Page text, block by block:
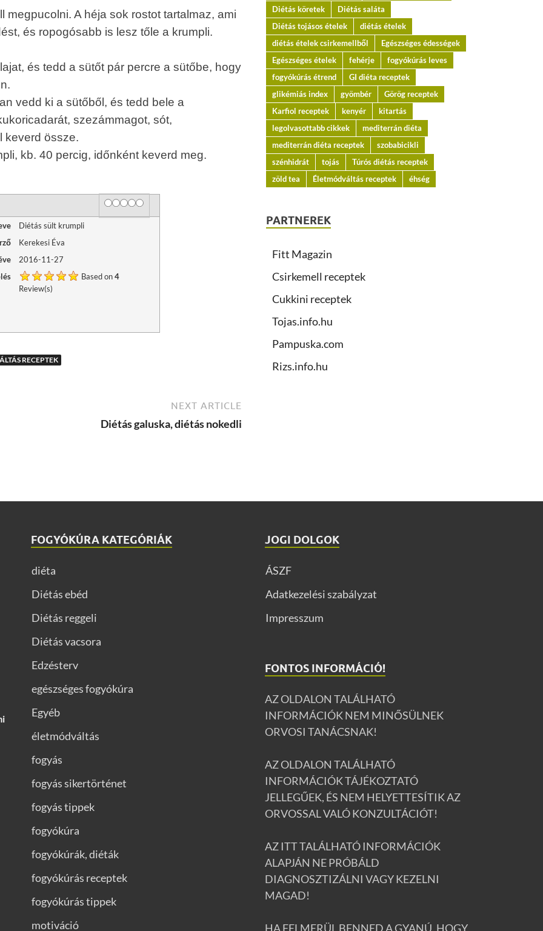
megpucolni. A héja sok rostot tartalmaz, ami
és ropogósabb is lesz tőle a krumpli.
és tedd a sütőt pár percre a sütőbe, hogy
vedd ki a sütőből, és tedd bele a
szezámmagot, sót,
keverd össze.
kb. 40 percig, időnként keverd meg.
Rating
1 star
2 stars
3 stars
4 stars
5 stars
Diétás sült krumpli
Kerekesi Éva
2016-11-27
Based on4
Review(s)
RECEPTEK
NEXT ARTICLE
Diétás galuska, diétás nokedli
Diétás köretek
Diétás saláta
Diétás tojásos ételek
diétás ételek
diétás ételek csirkemellből
Egészséges édességek
Egészséges ételek
fehérje
fogyókúrás leves
fogyókúrás étrend
GI diéta receptek
glikémiás index
gyömbér
Görög receptek
Karfiol receptek
kenyér
kitartás
legolvasottabb cikkek
mediterrán diéta
mediterrán diéta receptek
szobabicikli
szénhidrát
tojás
Túrós diétás receptek
zöld tea
Életmódváltás receptek éhség
PARTNEREK
Fitt Magazin
Csirkemell receptek
Cukkini receptek
Tojas.info.hu
Pampuska.com
Rizs.info.hu
FOGYÓKÚRA KATEGÓRIÁK
diéta
Diétás ebéd
Diétás reggeli
Diétás vacsora
Edzésterv
egészséges fogyókúra
Egyéb
életmódváltás
fogyás
fogyás sikertörténet
fogyás tippek
fogyókúra
fogyókúrák, diéták
fogyókúrás receptek
fogyókúrás tippek
motiváció
JOGI DOLGOK
ÁSZF
Adatkezelési szabályzat
Impresszum
FONTOS INFORMÁCIÓ!
AZ OLDALON TALÁLHATÓ
INFORMÁCIÓK NEM MINŐSÜLNEK
ORVOSI TANÁCSNAK!
AZ OLDALON TALÁLHATÓ
INFORMÁCIÓK TÁJÉKOZTATÓ
JELLEGŰEK, ÉS NEM HELYETTESÍTIK AZ
ORVOSSAL VALÓ KONZULTÁCIÓT!
AZ ITT TALÁLHATÓ INFORMÁCIÓK
ALAPJÁN NE PRÓBÁLD
DIAGNOSZTIZÁLNI VAGY KEZELNI
MAGAD!
HA FELMERÜL BENNED A GYANÚ, HOGY